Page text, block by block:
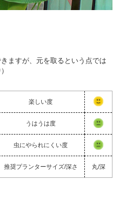
ますが、元を取るという点では
楽しい度
うはうは度
虫にやられにくい度
推奨プランターサイズ/深さ 丸/深